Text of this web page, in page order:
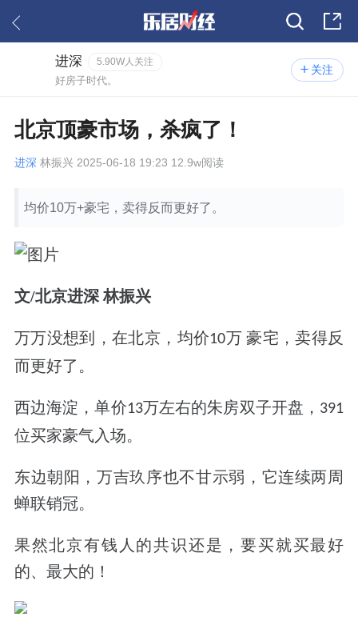
关注
进深 5.90W人关注
好房子时代。
北京顶豪市场，杀疯了！
进深 林振兴 2025-06-18 19:23 12.9w阅读
均价10万+豪宅，卖得反而更好了。
文/北京进深 林振兴
万万没想到，在北京，均价10万 豪宅，卖得反
而更好了 。
西边海淀，单价13万左右的朱房双子开盘， 391
位买家豪气入场。
东边朝阳，万吉玖序也不甘示弱，它连续两周
蝉联销冠。
果然北京有钱人的共识还是，要买就买最好
的、最大的！